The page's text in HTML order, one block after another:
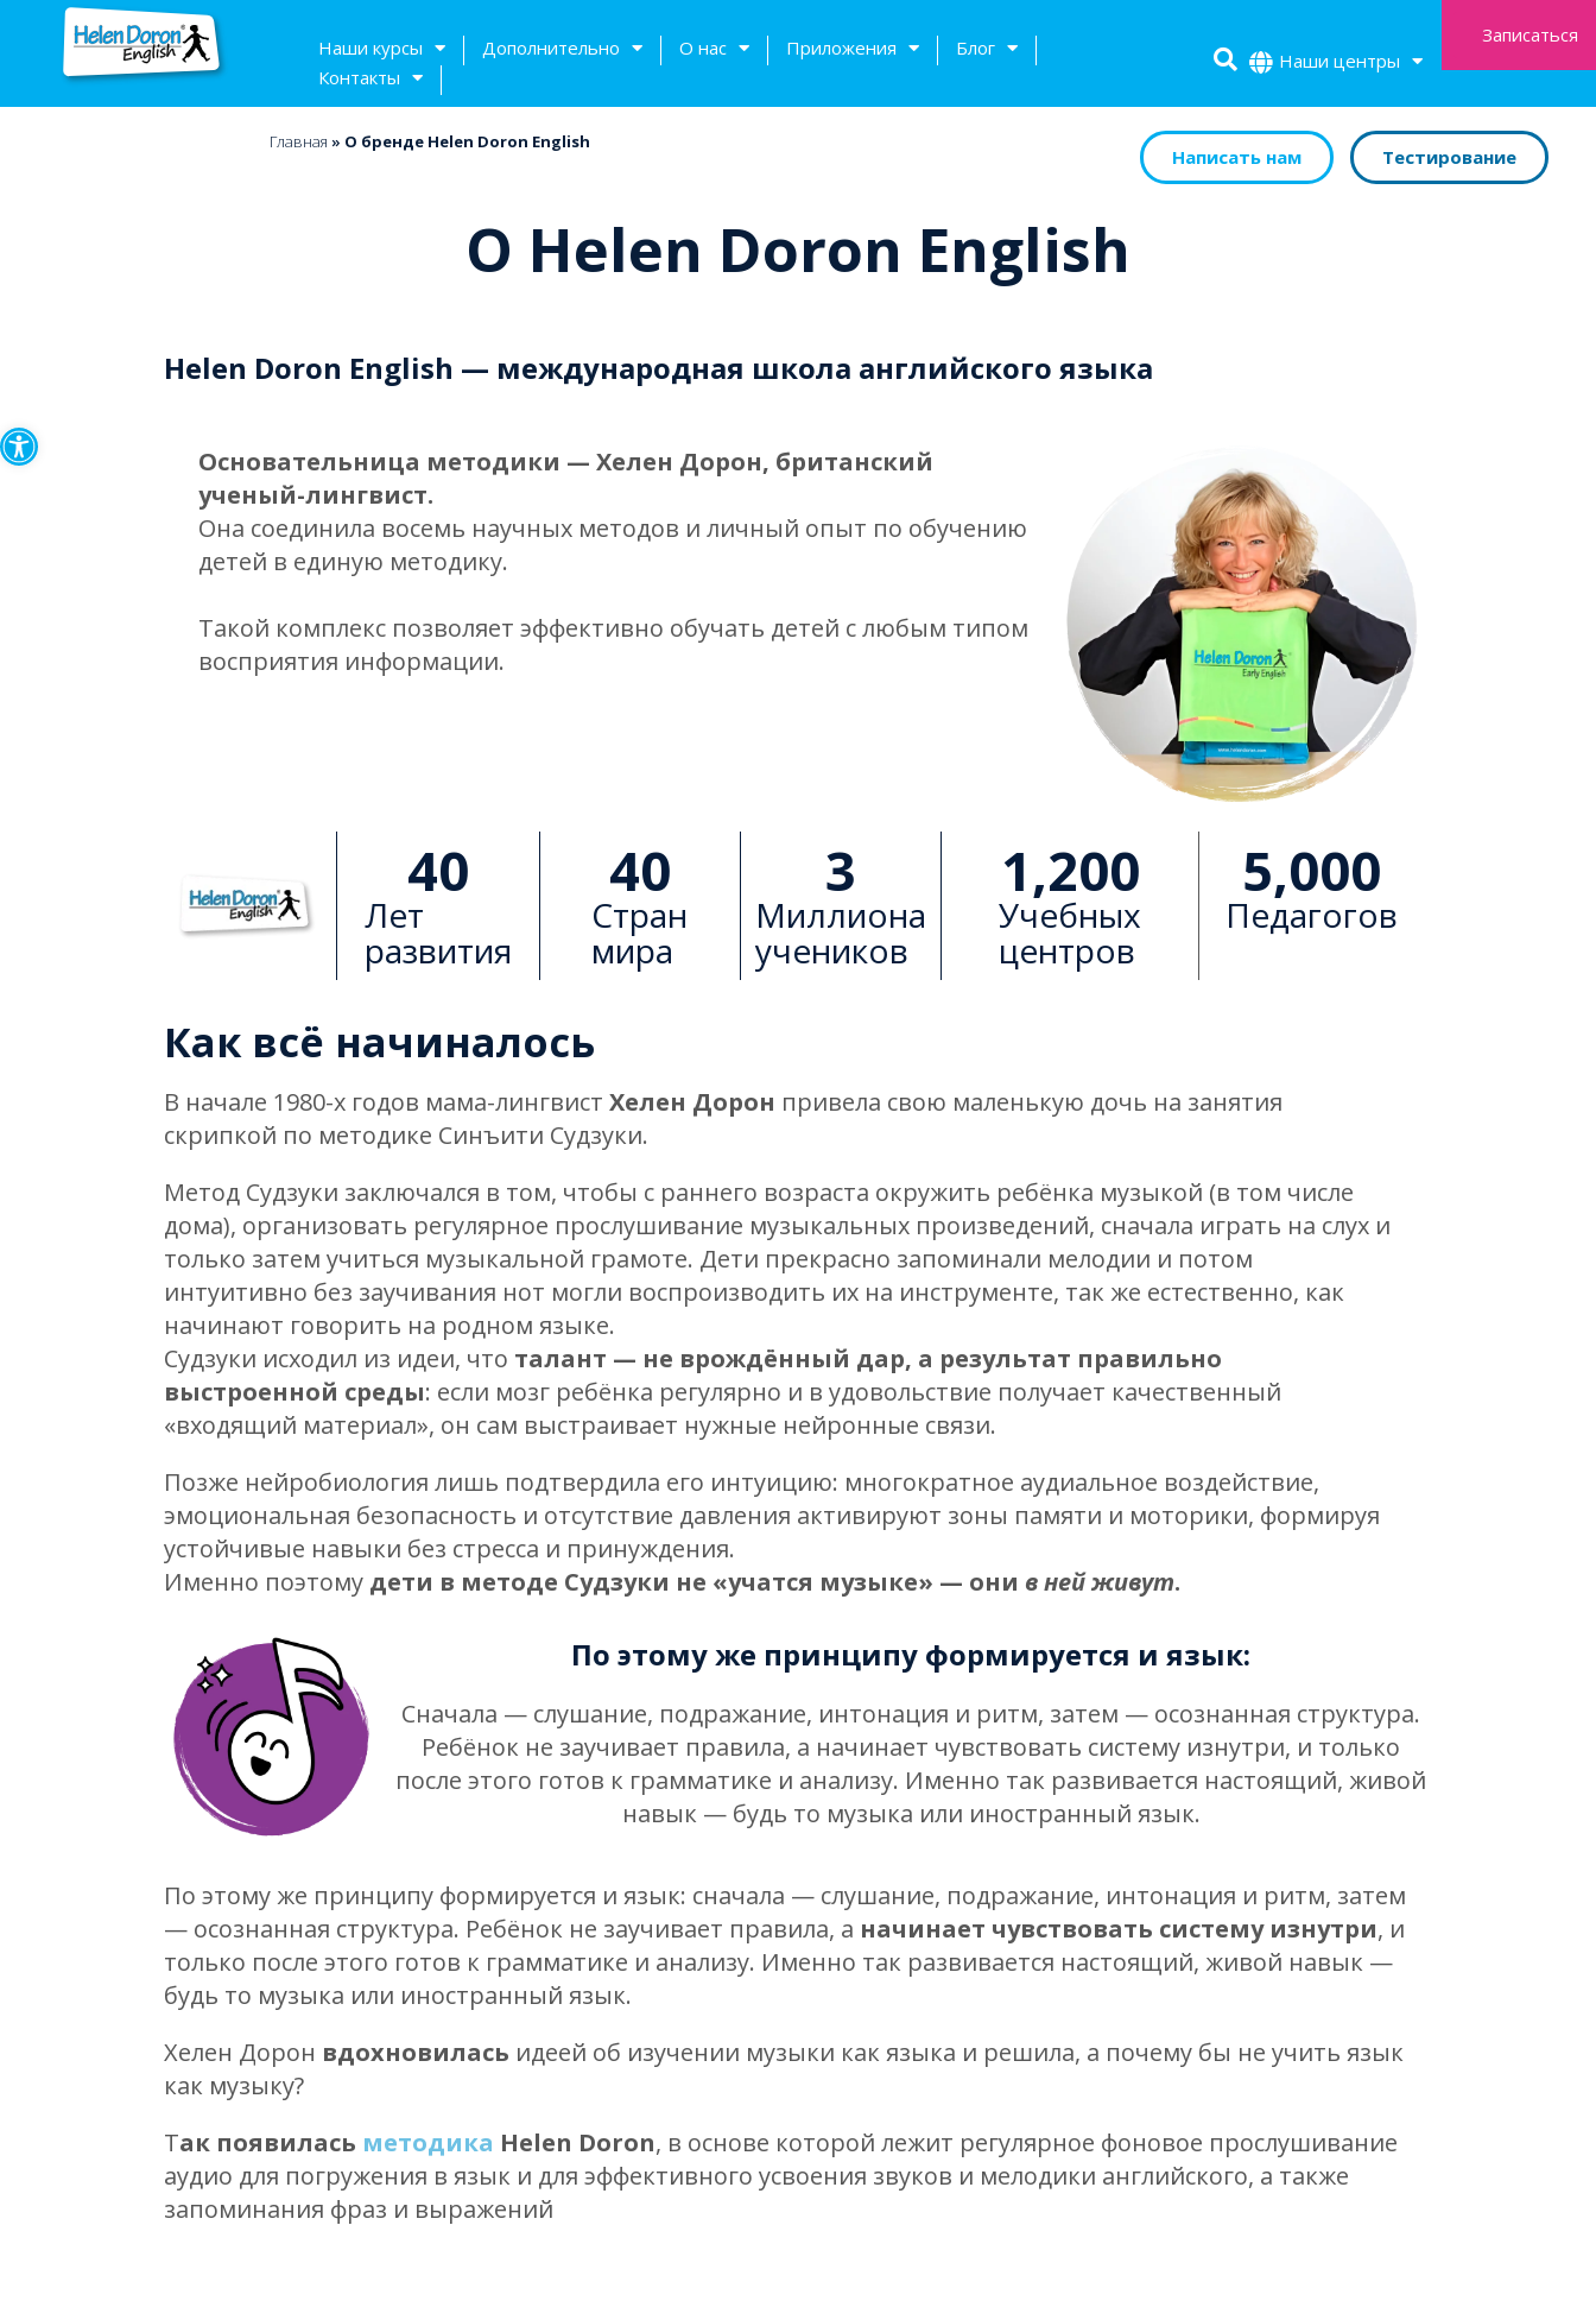
Открыть панель инструментов
Наши курсы Дополнительно О нас Приложения
Блог
Контакты
Наши центры
Записаться
Главная » О бренде Helen Doron English
Написать нам Тестирование
О Helen Doron English
Helen Doron English — международная школа английского языка
Основательница методики — Хелен Дорон, британский
ученый-лингвист.
Она соединила восемь научных методов и личный опыт по обучению
детей в единую методику.
Такой комплекс позволяет эффективно обучать детей с любым типом
восприятия информации.​
Лет
развития
40
Стран
мира
40
Миллиона
учеников
3
Учебных
центров
1,200
Педагогов
5,000
Как всё начиналось
В начале 1980-х годов мама-лингвист Хелен Дорон привела свою маленькую дочь на занятия
скрипкой по методике Синъити Судзуки.
Метод Судзуки заключался в том, чтобы с раннего возраста окружить ребёнка музыкой (в том числе
дома), организовать регулярное прослушивание музыкальных произведений, сначала играть на слух и
только затем учиться музыкальной грамоте. Дети прекрасно запоминали мелодии и потом
интуитивно без заучивания нот могли воспроизводить их на инструменте, так же естественно, как
начинают говорить на родном языке.
Судзуки исходил из идеи, что талант — не врождённый дар, а результат правильно
выстроенной среды: если мозг ребёнка регулярно и в удовольствие получает качественный
«входящий материал», он сам выстраивает нужные нейронные связи.
Позже нейробиология лишь подтвердила его интуицию: многократное аудиальное воздействие,
эмоциональная безопасность и отсутствие давления активируют зоны памяти и моторики, формируя
устойчивые навыки без стресса и принуждения.
Именно поэтому дети в методе Судзуки не «учатся музыке» — они в ней живут.
По этому же принципу формируется и язык:
Cначала — слушание, подражание, интонация и ритм, затем — осознанная структура.
Ребёнок не заучивает правила, а начинает чувствовать систему изнутри, и только
после этого готов к грамматике и анализу. Именно так развивается настоящий, живой
навык — будь то музыка или иностранный язык.
По этому же принципу формируется и язык: сначала — слушание, подражание, интонация и ритм, затем
— осознанная структура. Ребёнок не заучивает правила, а начинает чувствовать систему изнутри, и
только после этого готов к грамматике и анализу. Именно так развивается настоящий, живой навык —
будь то музыка или иностранный язык.
Хелен Дорон вдохновилась идеей об изучении музыки как языка и решила, а почему бы не учить язык
как музыку?
Так появилась методика Helen Doron, в основе которой лежит регулярное фоновое прослушивание
аудио для погружения в язык и для эффективного усвоения звуков и мелодики английского, а также
запоминания фраз и выражений